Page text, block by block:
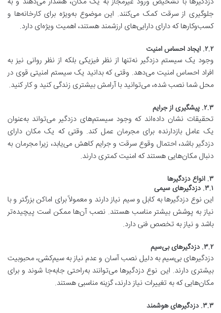
جلوگیری از سرقت کمک می‌کنند. این موضوع به‌ویژه برای کارخانه‌ها و
کسب‌وکارها که دارای دارایی‌های ارزشمند هستند، اهمیت ویژه‌ای دارد.
۲.۲. ایجاد احساس امنیت
وجود یک سیستم دزدگیر نه‌تنها از نظر فیزیکی بلکه از نظر روانی نیز به
افراد احساس امنیت می‌دهد. وقتی که بدانید یک سیستم امنیتی قوی در
محل شما نصب شده، می‌توانید با آرامش بیشتری زندگی کنید و کار کنید.
۲.۳. پیشگیری از جرایم
تحقیقات نشان داده‌اند که وجود سیستم‌های دزدگیر می‌تواند به‌عنوان
یک عامل بازدارنده برای مجرمان عمل کند. وقتی که یک مکان دارای
دزدگیر باشد، احتمال وقوع سرقت و جرایم کاهش می‌یابد، زیرا مجرمان به
دنبال مکان‌هایی هستند که امنیت کمتری دارند.
۳. انواع دزدگیرها
۳.۱. دزدگیرهای سیمی
این نوع دزدگیرها به کابل و سیم نیاز دارند و معمولاً برای اماکن بزرگتر و با
نیاز به پوشش بیشتر مناسب هستند. نصب آن‌ها ممکن است پیچیده‌تر
باشد و نیاز به تخصص فنی دارد.
۳.۲. دزدگیرهای بی‌سیم
دزدگیرهای بی‌سیم به دلیل نصب آسان و عدم نیاز به سیم‌کشی، محبوبیت
بیشتری دارند. این نوع دزدگیرها می‌توانند به‌راحتی جابه‌جا شوند و برای
مکان‌هایی که به تغییرات نیاز دارند، گزینه مناسبی هستند.
۳.۳. دزدگیرهای هوشمند